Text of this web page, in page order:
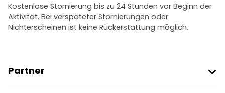
Kostenlose Stornierung bis zu 24 Stunden vor Beginn der
Aktivität. Bei verspäteter Stornierungen oder
Nichterscheinen ist keine Rückerstattung möglich.
Partner